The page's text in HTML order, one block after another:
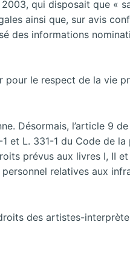
qui disposait que «
ainsi que, sur avis
des informations
pour le respect de la vie
Désormais, l’article 9
et L. 331-1 du Code de
prévus aux livres I, II
relatives aux
des artistes-